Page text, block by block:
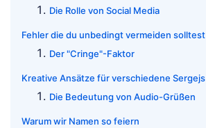
Die Rolle von Social Media
Fehler die du unbedingt vermeiden solltest
Der "Cringe"-Faktor
Kreative Ansätze für verschiedene Sergejs
Die Bedeutung von Audio-Grüßen
Warum wir Namen so feiern